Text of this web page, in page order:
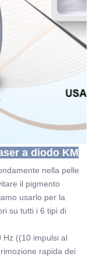
a diodo KM
nella pelle
il pigmento
usarlo per la
su tutti i 6 tipi di
Hz ((10 impulsi al
rapida dei